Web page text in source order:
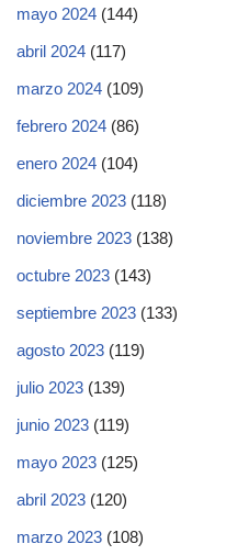
mayo 2024 (144)
abril 2024 (117)
marzo 2024 (109)
febrero 2024 (86)
enero 2024 (104)
diciembre 2023 (118)
noviembre 2023 (138)
octubre 2023 (143)
septiembre 2023 (133)
agosto 2023 (119)
julio 2023 (139)
junio 2023 (119)
mayo 2023 (125)
abril 2023 (120)
marzo 2023 (108)